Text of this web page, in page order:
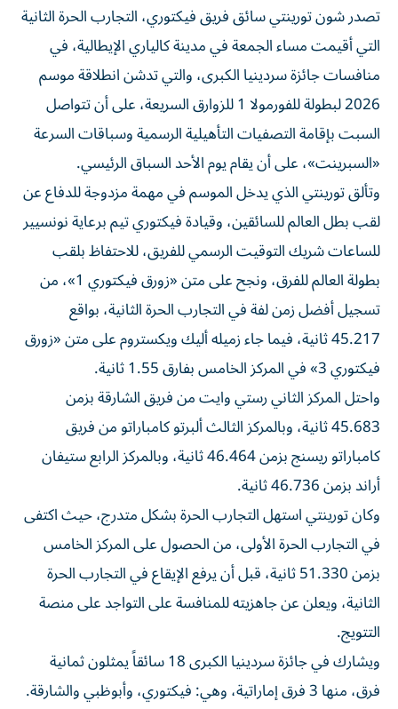
تصدر شون تورينتي سائق فريق فيكتوري، التجارب الحرة الثانية
التي أقيمت مساء الجمعة في مدينة كالياري الإيطالية، في
منافسات جائزة سردينيا الكبرى، والتي تدشن انطلاقة موسم
2026 لبطولة للفورمولا 1 للزوارق السريعة، على أن تتواصل
السبت بإقامة التصفيات التأهيلية الرسمية وسباقات السرعة
«السبرينت»، على أن يقام يوم الأحد السباق الرئيسي.
وتألق تورينتي الذي يدخل الموسم في مهمة مزدوجة للدفاع عن
لقب بطل العالم للسائقين، وقيادة فيكتوري تيم برعاية نونسيير
للساعات شريك التوقيت الرسمي للفريق، للاحتفاظ بلقب
بطولة العالم للفرق، ونجح على متن «زورق فيكتوري 1»، من
تسجيل أفضل زمن لفة في التجارب الحرة الثانية، بواقع
45.217 ثانية، فيما جاء زميله أليك ويكستروم على متن «زورق
فيكتوري 3» في المركز الخامس بفارق 1.55 ثانية.
واحتل المركز الثاني رستي وايت من فريق الشارقة بزمن
45.683 ثانية، وبالمركز الثالث ألبرتو كامباراتو من فريق
كامباراتو ريسنج بزمن 46.464 ثانية، وبالمركز الرابع ستيفان
أراند بزمن 46.736 ثانية.
وكان تورينتي استهل التجارب الحرة بشكل متدرج، حيث اكتفى
في التجارب الحرة الأولى، من الحصول على المركز الخامس
بزمن 51.330 ثانية، قبل أن يرفع الإيقاع في التجارب الحرة
الثانية، ويعلن عن جاهزيته للمنافسة على التواجد على منصة
التتويج.
ويشارك في جائزة سردينيا الكبرى 18 سائقاً يمثلون ثمانية
فرق، منها 3 فرق إماراتية، وهي: فيكتوري، وأبوظبي والشارقة.